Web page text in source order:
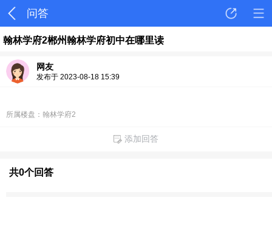
问答
翰林学府2郴州翰林学府初中在哪里读
网友
发布于 2023-08-18 15:39
所属楼盘：翰林学府2
添加回答
共0个回答